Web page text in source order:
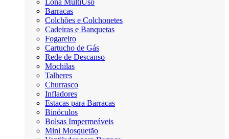
Lona MultiUso
Barracas
Colchões e Colchonetes
Cadeiras e Banquetas
Fogareiro
Cartucho de Gás
Rede de Descanso
Mochilas
Talheres
Churrasco
Infladores
Estacas para Barracas
Binóculos
Bolsas Impermeáveis
Mini Mosquetão